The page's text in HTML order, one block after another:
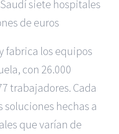
siete hospitales
de euros
fabrica los equipos
con 26.000
trabajadores. Cada
hechas a
que varían de